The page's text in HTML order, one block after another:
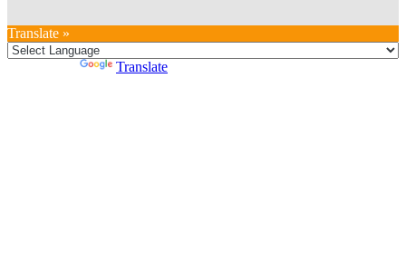
Translate »
Translate